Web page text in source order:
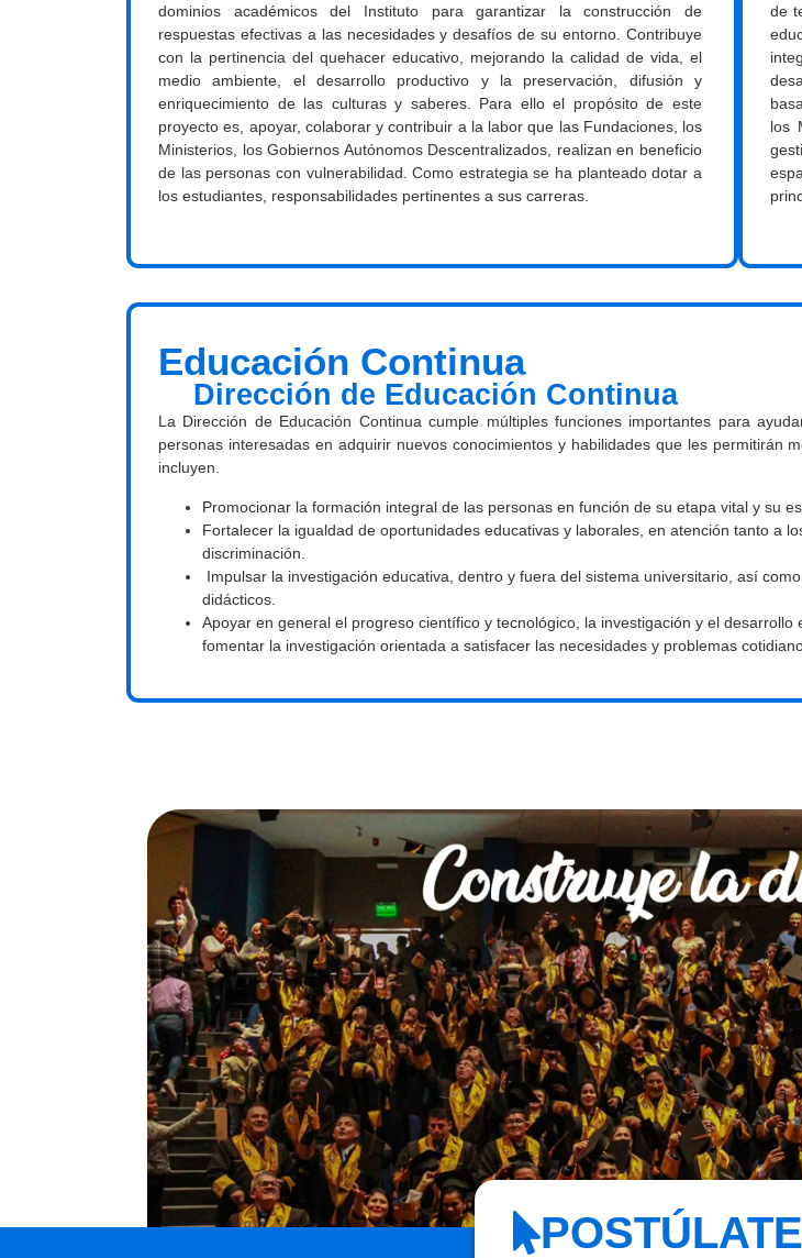
dominios académicos del Instituto para garantizar la construcción de
respuestas efectivas a las necesidades y desafíos de su entorno. Contribuye
con la pertinencia del quehacer educativo, mejorando la calidad de vida, el
medio ambiente, el desarrollo productivo y la preservación, difusión y
enriquecimiento de las culturas y saberes. Para ello el propósito de este
proyecto es, apoyar, colaborar y contribuir a la labor que las Fundaciones, los
Ministerios, los Gobiernos Autónomos Descentralizados,
realizan en beneficio
de las personas con vulnerabilidad. Como estrategia se ha planteado dotar a
los estudiantes, responsabilidades pertinentes a sus carreras.
de
los
Educación Continua
Dirección de Educación Continua
La Dirección de Educación Continua cumple múltiples funciones importantes para
personas interesadas en adquirir nuevos conocimientos y habilidades que les permitirán
incluyen.
Promocionar la formación integral de las personas en función de su etapa vital y su
Fortalecer la igualdad de oportunidades educativas y laborales, en atención tanto a
discriminación.
Impulsar la investigación educativa, dentro y fuera del sistema universitario, así
didácticos.
Apoyar en general el progreso científico y tecnológico, la investigación y el
fomentar la investigación orientada a satisfacer las necesidades y problemas